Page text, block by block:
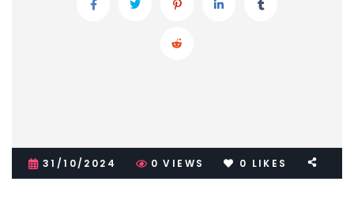
31/10/2024 0 VIEWS 0 LIKES